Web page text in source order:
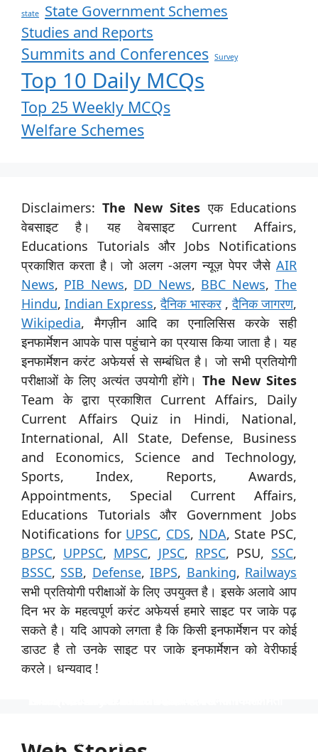
state
State Government Schemes
Studies and Reports
Summits and Conferences Survey
Top 10 Daily MCQs
Top 25 Weekly MCQs
Welfare Schemes
Disclaimers:The New Sites एक Educations
वेबसाइट है। यह वेबसाइट Current Affairs,
Educations Tutorials और Jobs Notifications
प्रकाशित करता है। जो अलग -अलग न्यूज़ पेपर जैसे AIR
News, PIB News, DD News, BBC News,The
Hindu,Indian Express,दैनिक भास्कर,दैनिक जागरण,
Wikipedia, मैगज़ीन आदि का एनालिसिस करके सही
इनफार्मेशन आपके पास पहुंचाने का प्रयास किया जाता है। यह
इनफार्मेशन करंट अफेयर्स से सम्बंधित है। जो सभी प्रतियोगी
परीक्षाओं के लिए अत्यंत उपयोगी होंगे।The New Sites
Team के द्वारा प्रकाशित Current Affairs, Daily
Current Affairs Quiz in Hindi, National,
International, All State, Defense, Business
and Economics, Science and Technology,
Sports, Index, Reports, Awards,
Appointments, Special Current Affairs,
Educations Tutorials और Government Jobs
Notifications for UPSC, CDS, NDA, State PSC,
BPSC, UPPSC, MPSC, JPSC, RPSC, PSU, SSC,
BSSC, SSB, Defense,IBPS, Banking, Railways
सभी प्रतियोगी परीक्षाओं के लिए उपयुक्त है। इसके अलावे आप
दिन भर के महत्वपूर्ण करंट अफेयर्स हमारे साइट पर जाके पढ़
सकते है। यदि आपको लगता है कि किसी इनफार्मेशन पर कोई
डाउट है तो उनके साइट पर जाके इनफार्मेशन को वेरीफाई
करले। धन्यवाद !
सीमा 62 साल तक, साढ़े 4 लाख रुपये की सैलरी।
40 साल तक और 1 लाख से अधिक की सैलरी।
और 90 हजार रुपये से अधिक की सैलरी
अवसर, वेतन 56 हजार तक
1,80,000 तक